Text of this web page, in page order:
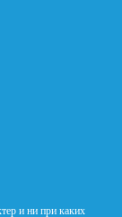
и ни при каких